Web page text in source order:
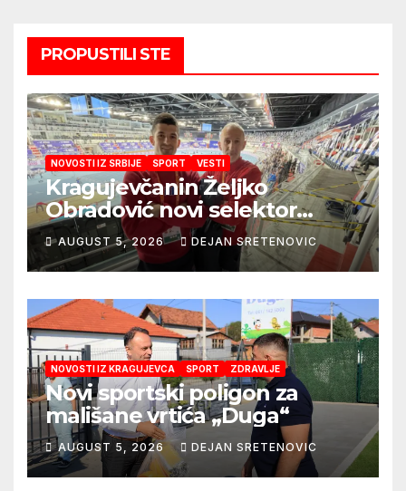
PROPUSTILI STE
NOVOSTI IZ SRBIJE SPORT VESTI
Kragujevčanin Željko
Obradović novi selektor
Atletske reprezentacije Srbije
AUGUST 5, 2026 DEJAN SRETENOVIC
NOVOSTI IZ KRAGUJEVCA SPORT ZDRAVLJE
Novi sportski poligon za
mališane vrtića „Duga“
AUGUST 5, 2026 DEJAN SRETENOVIC